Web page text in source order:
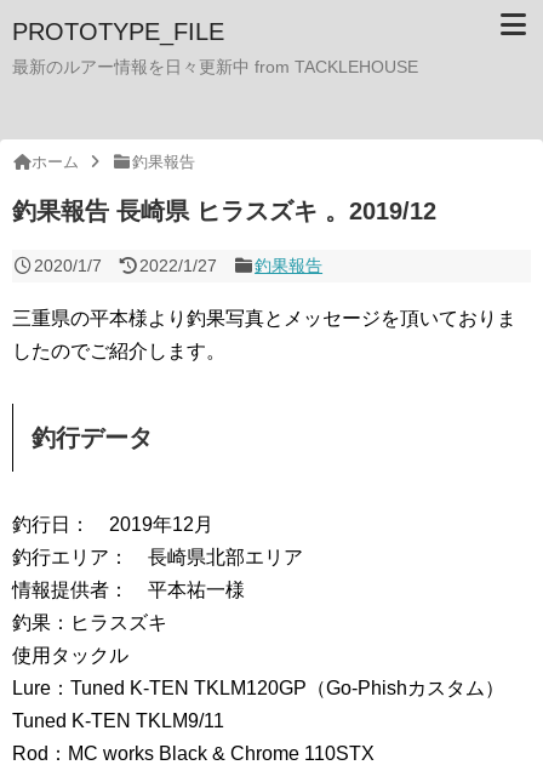
PROTOTYPE_FILE
最新のルアー情報を日々更新中 from TACKLEHOUSE
ホーム 釣果報告
釣果報告 長崎県 ヒラスズキ 。2019/12
2020/1/7 2022/1/27 釣果報告
三重県の平本様より釣果写真とメッセージを頂いておりま
したのでご紹介します。
釣行データ
釣行日： 2019年12月
釣行エリア： 長崎県北部エリア
情報提供者： 平本祐一様
釣果：ヒラスズキ
使用タックル
Lure：Tuned K-TEN TKLM120GP（Go-Phishカスタム）
Tuned K-TEN TKLM9/11
Rod：MC works Black & Chrome 110STX